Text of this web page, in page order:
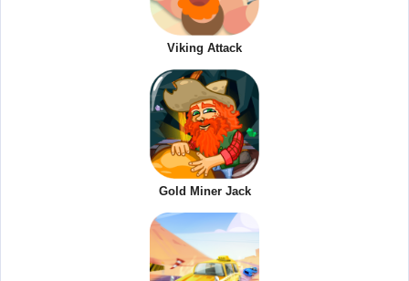
Viking Attack
Gold Miner Jack